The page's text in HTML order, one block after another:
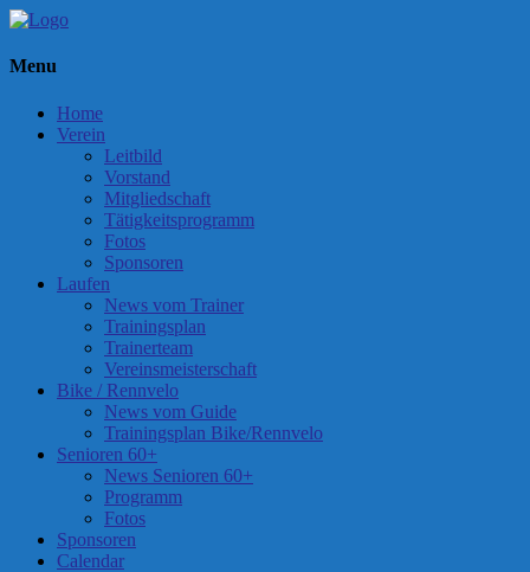
Menu
Home
Verein
Leitbild
Vorstand
Mitgliedschaft
Tätigkeitsprogramm
Fotos
Sponsoren
Laufen
News vom Trainer
Trainingsplan
Trainerteam
Vereinsmeisterschaft
Bike / Rennvelo
News vom Guide
Trainingsplan Bike/Rennvelo
Senioren 60+
News Senioren 60+
Programm
Fotos
Sponsoren
Calendar